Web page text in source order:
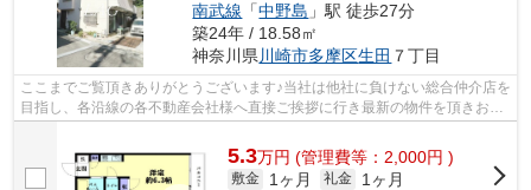
南武線 「中野島 」駅 徒歩27分
築24年 / 18.58㎡
神奈川県川崎市多摩区生田 ７丁目
ここまでご覧頂きありがとうございます♪当社は他社に負けない総合仲介店を
目指し、各沿線の各不動産会社様へ直接ご挨拶に行き最新の物件を頂きお客
5.3万円 (管理費等：2,000円 )
敷金 1ヶ月 礼金
1ヶ月